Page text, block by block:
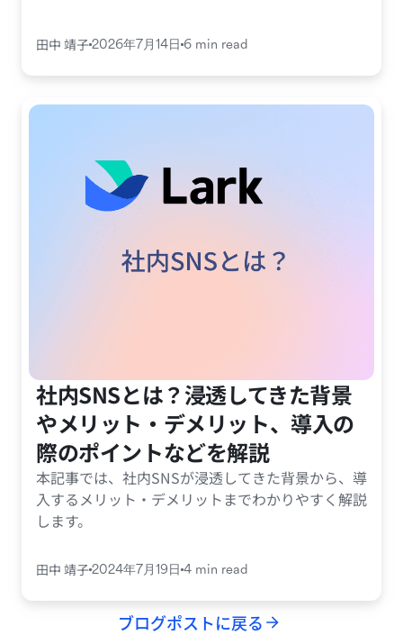
田中 靖子2026年7月14日 6 min read
社内SNSとは？浸透してきた背景
やメリット・デメリット、導入の
際のポイントなどを解説
本記事では、社内SNSが浸透してきた背景から、導
入するメリット・デメリットまでわかりやすく解説
します。
田中 靖子2024年7月19日 4 min read
ブログポストに戻る